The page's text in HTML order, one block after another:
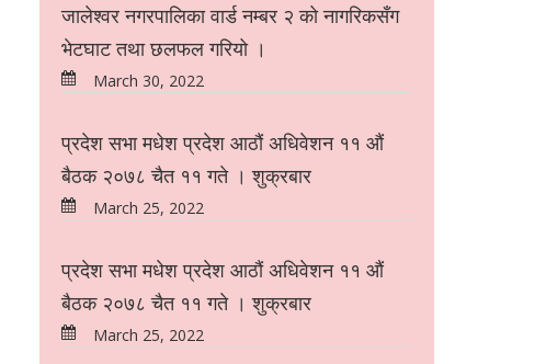
जालेश्वर नगरपालिका वार्ड नम्बर २ को नागरिकसँग
भेटघाट तथा छलफल गरियो ।
March 30, 2022
प्रदेश सभा मधेश प्रदेश आठौं अधिवेशन ११ औं
बैठक २०७८ चैत ११ गते । शुक्रबार
March 25, 2022
प्रदेश सभा मधेश प्रदेश आठौं अधिवेशन ११ औं
बैठक २०७८ चैत ११ गते । शुक्रबार
March 25, 2022